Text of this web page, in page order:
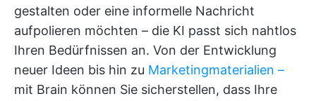
gestalten oder eine informelle Nachricht
aufpolieren möchten – die KI passt sich nahtlos
Ihren Bedürfnissen an. Von der Entwicklung
neuer Ideen bis hin zu Marketingmaterialien –
mit Brain können Sie sicherstellen, dass Ihre